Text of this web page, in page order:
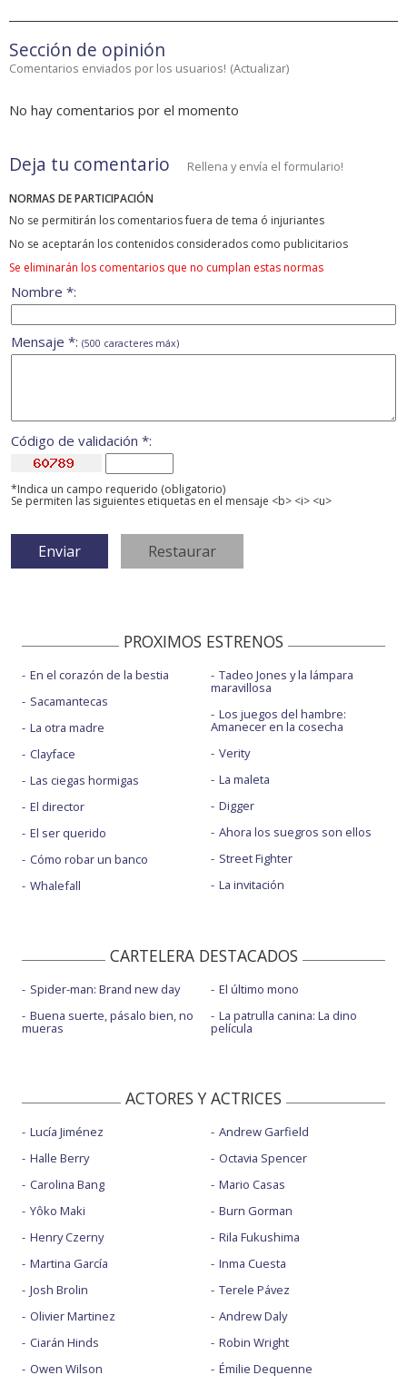
Sección de opinión
Comentarios enviados por los usuarios! (Actualizar)
No hay comentarios por el momento
Deja tu comentario Rellena y envía el formulario!
NORMAS DE PARTICIPACIÓN
No se permitirán los comentarios fuera de tema ó injuriantes
No se aceptarán los contenidos considerados como publicitarios
Se eliminarán los comentarios que no cumplan estas normas
Nombre *:
Mensaje *: (500 caracteres máx)
Código de validación *:
*Indica un campo requerido (obligatorio)
Se permiten las siguientes etiquetas en el mensaje <b> <i> <u>
PROXIMOS ESTRENOS
En el corazón de la bestia
Sacamantecas
La otra madre
Clayface
Las ciegas hormigas
El director
El ser querido
Cómo robar un banco
Whalefall
Tadeo Jones y la lámpara
maravillosa
Los juegos del hambre:
Amanecer en la cosecha
Verity
La maleta
Digger
Ahora los suegros son ellos
Street Fighter
La invitación
CARTELERA DESTACADOS
Spider-man: Brand new day
Buena suerte, pásalo bien, no
mueras
El último mono
La patrulla canina: La dino
película
ACTORES Y ACTRICES
Lucía Jiménez
Halle Berry
Carolina Bang
Yôko Maki
Henry Czerny
Martina García
Josh Brolin
Olivier Martinez
Ciarán Hinds
Owen Wilson
Andrew Garfield
Octavia Spencer
Mario Casas
Burn Gorman
Rila Fukushima
Inma Cuesta
Terele Pávez
Andrew Daly
Robin Wright
Émilie Dequenne